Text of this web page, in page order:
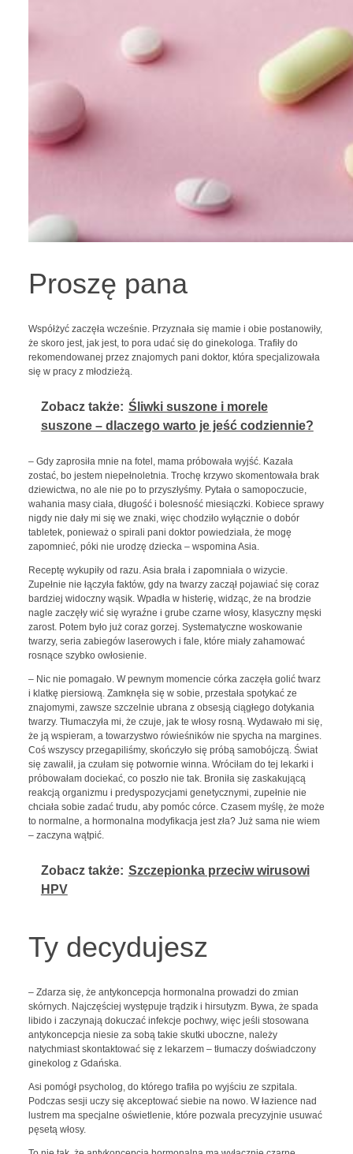
Proszę pana
Współżyć zaczęła wcześnie. Przyznała się mamie i obie postanowiły,
że skoro jest, jak jest, to pora udać się do ginekologa. Trafiły do
rekomendowanej przez znajomych pani doktor, która specjalizowała
się w pracy z młodzieżą.
Zobacz także: Śliwki suszone i morele
suszone – dlaczego warto je jeść codziennie?
– Gdy zaprosiła mnie na fotel, mama próbowała wyjść. Kazała
zostać, bo jestem niepełnoletnia. Trochę krzywo skomentowała brak
dziewictwa, no ale nie po to przyszłyśmy. Pytała o samopoczucie,
wahania masy ciała, długość i bolesność miesiączki. Kobiece sprawy
nigdy nie dały mi się we znaki, więc chodziło wyłącznie o dobór
tabletek, ponieważ o spirali pani doktor powiedziała, że mogę
zapomnieć, póki nie urodzę dziecka – wspomina Asia.
Receptę wykupiły od razu. Asia brała i zapomniała o wizycie.
Zupełnie nie łączyła faktów, gdy na twarzy zaczął pojawiać się coraz
bardziej widoczny wąsik. Wpadła w histerię, widząc, że na brodzie
nagle zaczęły wić się wyraźne i grube czarne włosy, klasyczny męski
zarost. Potem było już coraz gorzej. Systematyczne woskowanie
twarzy, seria zabiegów laserowych i fale, które miały zahamować
rosnące szybko owłosienie.
– Nic nie pomagało. W pewnym momencie córka zaczęła golić twarz
i klatkę piersiową. Zamknęła się w sobie, przestała spotykać ze
znajomymi, zawsze szczelnie ubrana z obsesją ciągłego dotykania
twarzy. Tłumaczyła mi, że czuje, jak te włosy rosną. Wydawało mi się,
że ją wspieram, a towarzystwo rówieśników nie spycha na margines.
Coś wszyscy przegapiliśmy, skończyło się próbą samobójczą. Świat
się zawalił, ja czułam się potwornie winna. Wróciłam do tej lekarki i
próbowałam dociekać, co poszło nie tak. Broniła się zaskakującą
reakcją organizmu i predyspozycjami genetycznymi, zupełnie nie
chciała sobie zadać trudu, aby pomóc córce. Czasem myślę, że może
to normalne, a hormonalna modyfikacja jest zła? Już sama nie wiem
– zaczyna wątpić.
Zobacz także: Szczepionka przeciw wirusowi
HPV
Ty decydujesz
– Zdarza się, że antykoncepcja hormonalna prowadzi do zmian
skórnych. Najczęściej występuje trądzik i hirsutyzm. Bywa, że spada
libido i zaczynają dokuczać infekcje pochwy, więc jeśli stosowana
antykoncepcja niesie za sobą takie skutki uboczne, należy
natychmiast skontaktować się z lekarzem – tłumaczy doświadczony
ginekolog z Gdańska.
Asi pomógł psycholog, do którego trafiła po wyjściu ze szpitala.
Podczas sesji uczy się akceptować siebie na nowo. W łazience nad
lustrem ma specjalne oświetlenie, które pozwala precyzyjnie usuwać
pęsetą włosy.